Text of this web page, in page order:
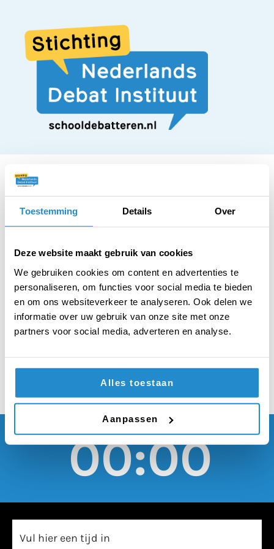
Toestemming Details Over
Deze website maakt gebruik van cookies
We gebruiken cookies om content en advertenties te
personaliseren, om functies voor social media te bieden
en om ons websiteverkeer te analyseren. Ook delen we
informatie over uw gebruik van onze site met onze
partners voor social media, adverteren en analyse.
Alles toestaan
Aanpassen
STELLING
Ouders moeten het
recht krijgen vooraf
het geslacht van hun
kind te bepalen
00:00